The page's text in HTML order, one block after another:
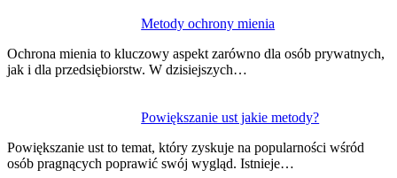
Metody ochrony mienia
Ochrona mienia to kluczowy aspekt zarówno dla osób prywatnych,
jak i dla przedsiębiorstw. W dzisiejszych…
Powiększanie ust jakie metody?
Powiększanie ust to temat, który zyskuje na popularności wśród
osób pragnących poprawić swój wygląd. Istnieje…
wpisu